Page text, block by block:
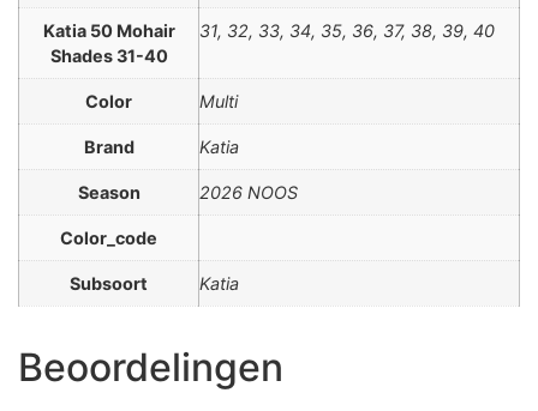
Katia 50 Mohair
Shades 31-40
31, 32, 33, 34, 35, 36, 37, 38, 39, 40
Color Multi
Brand Katia
Season 2026 NOOS
Color_code
Subsoort Katia
Beoordelingen